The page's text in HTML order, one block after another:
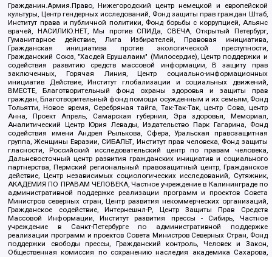
Гражданин.Армия.Право, Нижегородский центр немецкой и европейской
культуры, Центр гендерных исследований, Фонд защиты прав граждан Штаб,
Институт права и публичной политики, Фонд борьбы с коррупцией, Альянс
врачей, НАСИЛИЮ.НЕТ, Мы против СПИДа, СВЕЧА, Открытый Петербург,
Гуманитарное действие, Лига Избирателей, Правовая инициатива,
Гражданская инициатива против экологической преступности,
Гражданский Союз, "Хасдей Ерушалаим" (Милосердие), Центр поддержки и
содействия развитию средств массовой информации, В защиту прав
заключенных, Горячая Линия, Центр социально-информационных
инициатив Действие, Институт глобализации и социальных движений,
ВМЕСТЕ, Благотворительный фонд охраны здоровья и защиты прав
граждан, Благотворительный фонд помощи осужденным и их семьям, Фонд
Тольятти, Новое время, Серебряная тайга, Так-Так-Так, центр Сова, центр
Анна, Проект Апрель, Самарская губерния, Эра здоровья, Мемориал,
Аналитический Центр Юрия Левады, Издательство Парк Гагарина, Фонд
содействия имени Андрея Рылькова, Сфера, Уральская правозащитная
группа, Женщины Евразии, СИБАЛЬТ, Институт прав человека, Фонд защиты
гласности, Российский исследовательский центр по правам человека,
Дальневосточный центр развития гражданских инициатив и социального
партнерства, Пермский региональный правозащитный центр, Гражданское
действие, Центр независимых социологических исследований, Сутяжник,
АКАДЕМИЯ ПО ПРАВАМ ЧЕЛОВЕКА, Частное учреждение в Калининграде по
административной поддержке реализации программ и проектов Совета
Министров северных стран, Центр развития некоммерческих организаций,
Гражданское содействие, Интернешнл-Р, Центр Защиты Прав Средств
Массовой Информации, Институт развития прессы - Сибирь, Частное
учреждение в Санкт-Петербурге по административной поддержке
реализации программ и проектов Совета Министров Северных Стран, Фонд
поддержки свободы прессы, Гражданский контроль, Человек и Закон,
Общественная комиссия по сохранению наследия академика Сахарова,